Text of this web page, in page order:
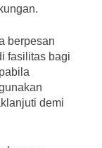
berpesan
fasilitas bagi
demi